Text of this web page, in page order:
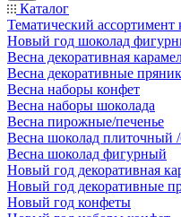
Каталог
Тематический ассортимент
Новый год шоколад
Весна декоративная
Весна декоративные
Весна наборы конфет
Весна наборы шоколада
Весна пирожные/печенье
Весна шоколад плиточный
Весна шоколад фигурный
Новый год декоративная
Новый год декоративные
Новый год конфеты